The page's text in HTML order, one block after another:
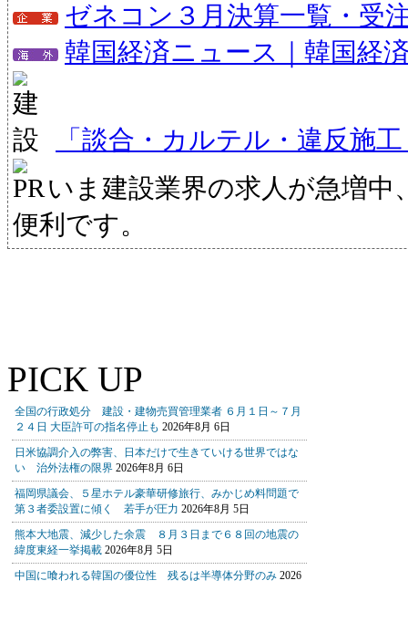
ゼネコン３月決算一覧・受
韓国経済ニュース｜韓国経
「談合・カルテル・違反施
いま建設業界の求人が急増中
便利です。
PICK UP